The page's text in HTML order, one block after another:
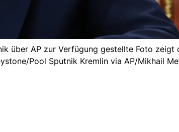
über AP zur Verfügung gestellte Foto zeigt
Pool Sputnik Kremlin via AP/Mikhail